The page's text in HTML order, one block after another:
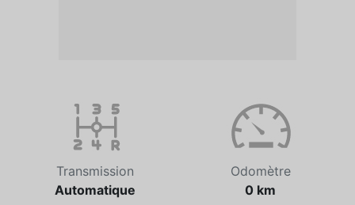
Transmission
Automatique
Odomètre
0 km